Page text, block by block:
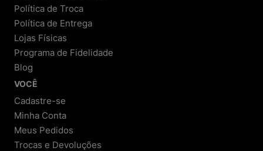
Política de Troca
Política de Entrega
Lojas Físicas
Programa de Fidelidade
Blog
VOCÊ
Cadastre-se
Minha Conta
Meus Pedidos
Trocas e Devoluções